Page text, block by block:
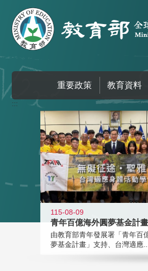
重要政策 教育資料
:::
115-08-09
由教育部青年發展署「青年百
夢基金計畫」支持、台灣適應...